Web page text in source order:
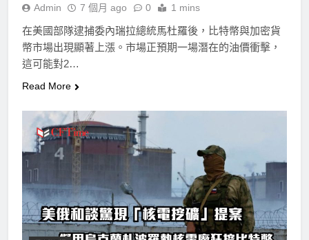
Admin 7 個月 ago 0 1 mins
在美國部隊逮捕委內瑞拉總統馬杜羅後，比特幣與加密貨
幣市場出現顯著上漲。市場正預期一場潛在的油價衝擊，
這可能對2…
Read More